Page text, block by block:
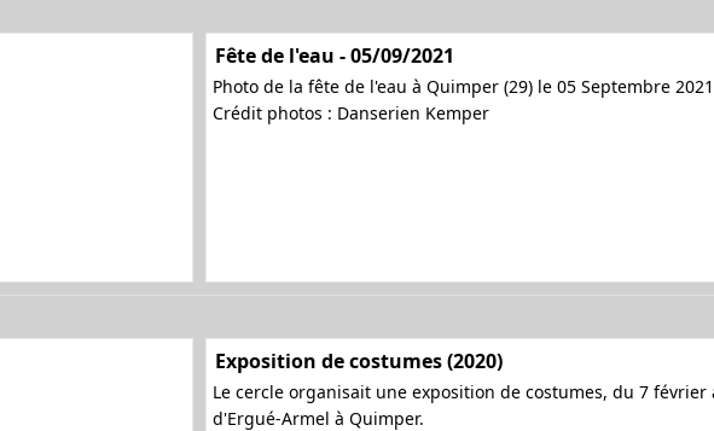
Fête de l'eau - 05/09/2021
Photo de la fête de l'eau à Quimper (29) le 05 Septembre
Crédit photos : Danserien Kemper
Exposition de costumes (2020)
Le cercle organisait une exposition de costumes, du 7
d'Ergué-Armel à Quimper.